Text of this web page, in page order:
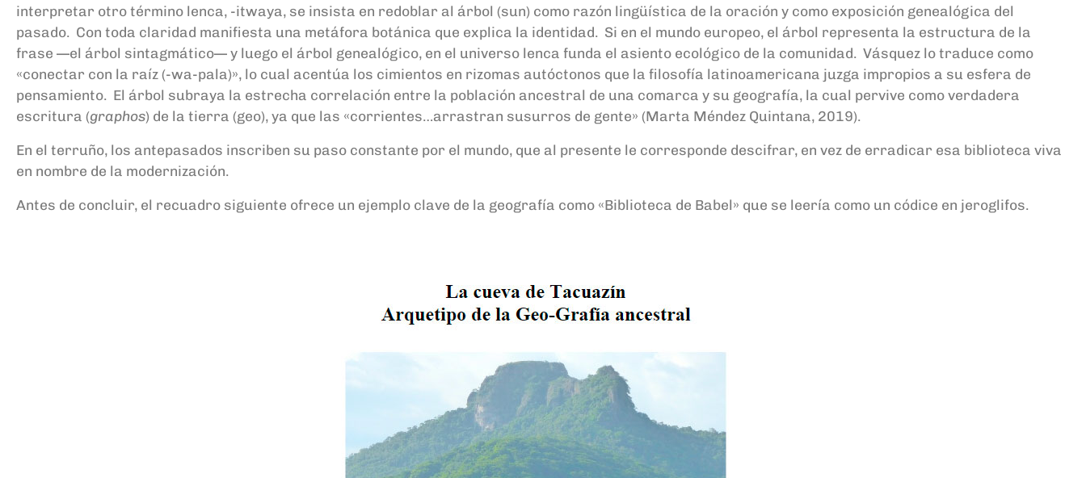
interpretar otro término lenca, -itwaya, se insista en redoblar al árbol (sun) como razón lingüística de la oración y como exposición genealógica del
pasado. Con toda claridad manifiesta una metáfora botánica que explica la identidad. Si en el mundo europeo, el árbol representa la estructura de la
frase —el árbol sintagmático— y luego el árbol genealógico, en el universo lenca funda el asiento ecológico de la comunidad. Vásquez lo traduce como
«conectar con la raíz (-wa-pala)», lo cual acentúa los cimientos en rizomas autóctonos que la filosofía latinoamericana juzga impropios a su esfera de
pensamiento. El árbol subraya la estrecha correlación entre la población ancestral de una comarca y su geografía, la cual pervive como verdadera
escritura (graphos) de la tierra (geo), ya que las «corrientes…arrastran susurros de gente» (Marta Méndez Quintana, 2019).
En el terruño, los antepasados inscriben su paso constante por el mundo, que al presente le corresponde descifrar, en vez de erradicar esa biblioteca viva
en nombre de la modernización.
Antes de concluir, el recuadro siguiente ofrece un ejemplo clave de la geografía como «Biblioteca de Babel» que se leería como un códice en jeroglifos.